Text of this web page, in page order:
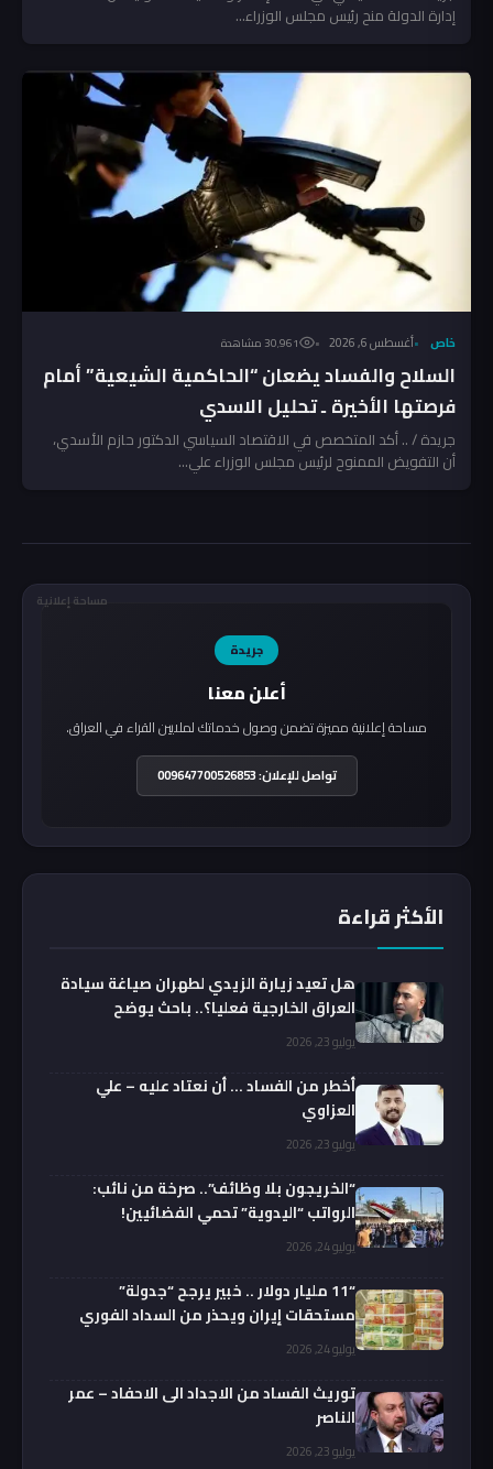
إدارة الدولة منح رئيس مجلس الوزراء...
خاص أغسطس 6, 2026 30٬961 مشاهدة
السلاح والفساد يضعان “الحاكمية الشيعية” أمام
فرصتها الأخيرة ـ تحليل الاسدي
جريدة / .. أكد المتخصص في الاقتصاد السياسي الدكتور حازم الأسدي،
أن التفويض الممنوح لرئيس مجلس الوزراء علي...
مساحة إعلانية
جريدة
أعلن معنا
مساحة إعلانية مميزة تضمن وصول خدماتك لملايين القراء في العراق.
تواصل للإعلان: 009647700526853
الأكثر قراءة
هل تعيد زيارة الزيدي لطهران صياغة سيادة
العراق الخارجية فعليا؟.. باحث يوضح
يوليو 23, 2026
أخطر من الفساد … أن نعتاد عليه – علي
العزاوي
يوليو 23, 2026
“الخريجون بلا وظائف”.. صرخة من نائب:
الرواتب “اليدوية” تحمي الفضائيين!
يوليو 24, 2026
“11 مليار دولار .. خبير يرجح “جدولة”
مستحقات إيران ويحذر من السداد الفوري
يوليو 24, 2026
توريث الفساد من الاجداد الى الاحفاد – عمر
الناصر
يوليو 23, 2026